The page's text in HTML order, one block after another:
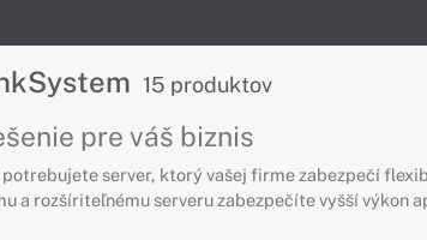
15 produktov
pre váš biznis
server, ktorý vašej firme zabezpečí
a rozšíriteľnému serveru zabezpečíte vyšší